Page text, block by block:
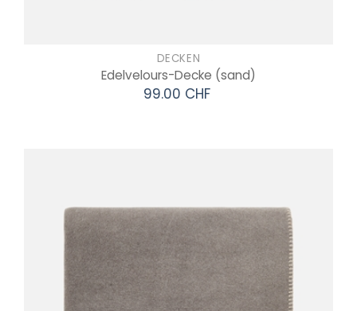
DECKEN
Edelvelours-Decke (sand)
99.00 CHF